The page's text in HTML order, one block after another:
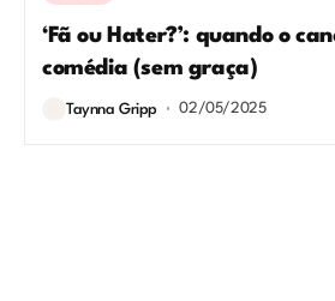
‘Fã ou Hater?’: quando o
comédia (sem graça)
Taynna Gripp 02/05/2025